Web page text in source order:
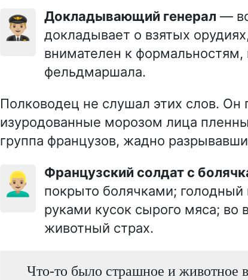
👨🏼‍✈️ Докладывающий генерал —
докладывает о взятых
внимателен к формальностям,
фельдмаршала.
Полководец не слушал этих слов. Он
изуродованные морозом лица
группа французов, жадно
👱🏼‍♂️ Французский солдат с
покрыто болячками;
руками кусок сырого мяса; во
животный страх.
Что-то было страшное и животное